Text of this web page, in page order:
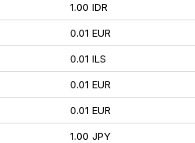
1.00 IDR
0.01 EUR
0.01 ILS
0.01 EUR
0.01 EUR
1.00 JPY